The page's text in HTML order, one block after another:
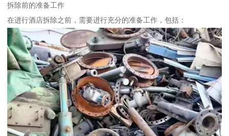
拆除前的准备工作
在进行酒店拆除之前，需要进行充分的准备工作，包括：